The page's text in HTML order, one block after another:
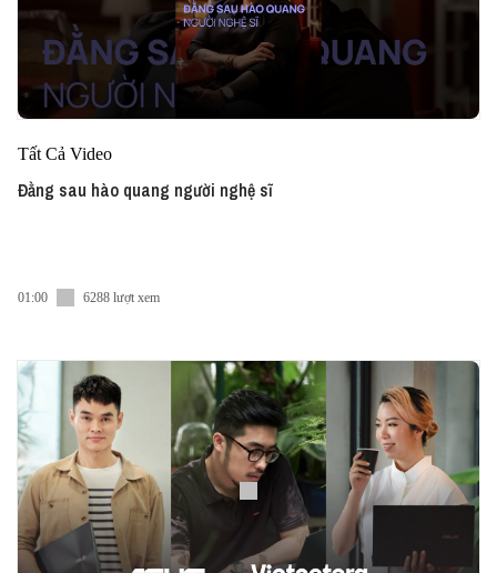
Tất Cả Video
Đằng sau hào quang người nghệ sĩ
01:00 6288 lượt xem